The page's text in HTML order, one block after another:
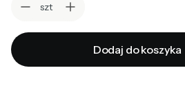
szt
Dodaj do koszyka